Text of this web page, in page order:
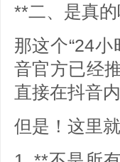
**二、是真
那这个“24
音官方已经
直接在抖音
但是！这里